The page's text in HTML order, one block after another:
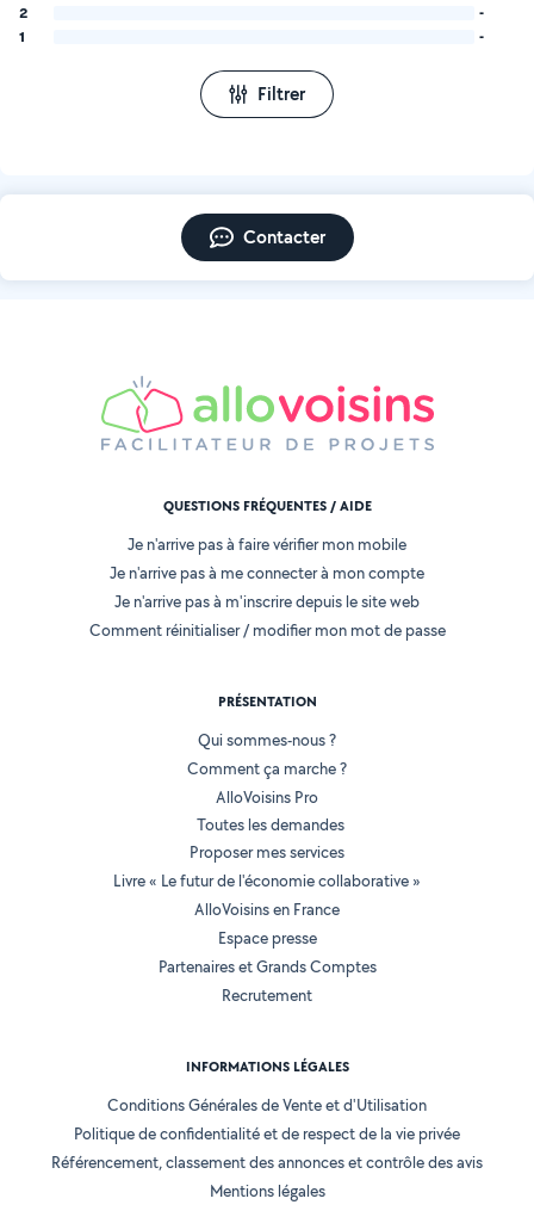
2
-
1
-
Filtrer
Contacter
QUESTIONS FRÉQUENTES / AIDE
Je n'arrive pas à faire vérifier mon mobile
Je n'arrive pas à me connecter à mon compte
Je n'arrive pas à m'inscrire depuis le site web
Comment réinitialiser / modifier mon mot de passe
PRÉSENTATION
Qui sommes-nous ?
Comment ça marche ?
AlloVoisins Pro
Toutes les demandes
Proposer mes services
Livre « Le futur de l'économie collaborative »
AlloVoisins en France
Espace presse
Partenaires et Grands Comptes
Recrutement
INFORMATIONS LÉGALES
Conditions Générales de Vente et d'Utilisation
Politique de confidentialité et de respect de la vie privée
Référencement, classement des annonces et contrôle des avis
Mentions légales